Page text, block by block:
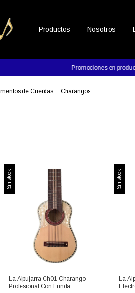
Productos Nosotros
Promociones en
de Cuerdas . Charangos
Sin stock
La Alpujarra Ch01 Charango
Profesional Con Funda
Sin stock
La